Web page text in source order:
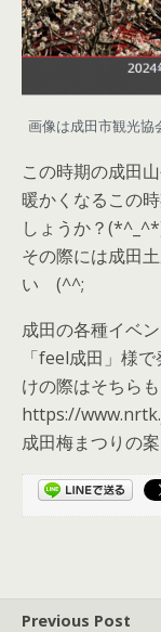
画像は成田市観光協
この時期の成田
暖かくなるこの
しょうか？
その際には成田
い (^^;
成田の各種イベ
「feel成田」様
けの際はそちら
https://
成田梅まつりの
Previous Post